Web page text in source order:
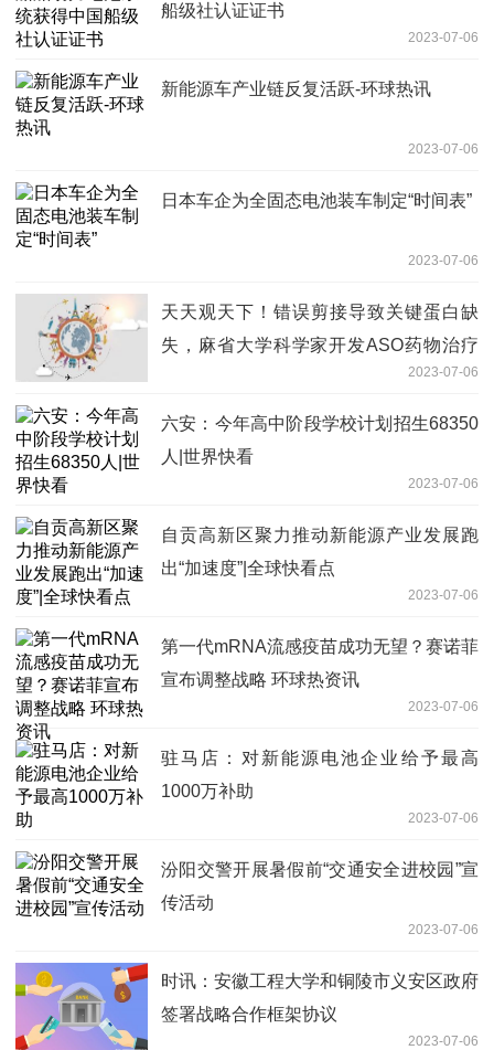
船级社认证证书
2023-07-06
新能源车产业链反复活跃-环球热讯
2023-07-06
日本车企为全固态电池装车制定“时间表”
2023-07-06
天天观天下！错误剪接导致关键蛋白缺
失，麻省大学科学家开发ASO药物治疗
脆性X综合征，计划联合公司推进临床转
化
2023-07-06
六安：今年高中阶段学校计划招生68350
人|世界快看
2023-07-06
自贡高新区聚力推动新能源产业发展跑
出“加速度”|全球快看点
2023-07-06
第一代mRNA流感疫苗成功无望？赛诺菲
宣布调整战略 环球热资讯
2023-07-06
驻马店：对新能源电池企业给予最高
1000万补助
2023-07-06
汾阳交警开展暑假前“交通安全进校园”宣
传活动
2023-07-06
时讯：安徽工程大学和铜陵市义安区政府
签署战略合作框架协议
2023-07-06